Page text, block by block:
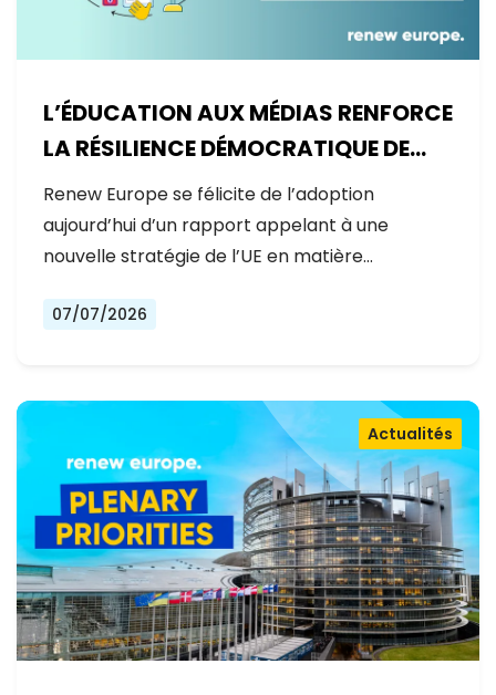
L’ÉDUCATION AUX MÉDIAS RENFORCE
LA RÉSILIENCE DÉMOCRATIQUE DE
L’EUROPE
Renew Europe se félicite de l’adoption
aujourd’hui d’un rapport appelant à une
nouvelle stratégie de l’UE en matière…
07/07/2026
Actualités